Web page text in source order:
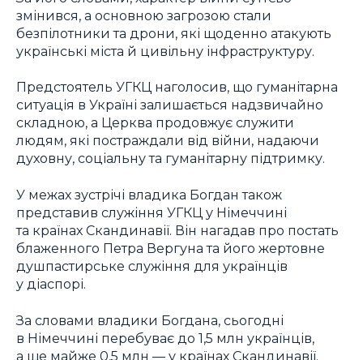
змінився, а основною загрозою стали
безпілотники та дрони, які щоденно атакують
українські міста й цивільну інфраструктуру.
Предстоятель УГКЦ наголосив, що гуманітарна
ситуація в Україні залишається надзвичайно
складною, а Церква продовжує служити
людям, які постраждали від війни, надаючи
духовну, соціальну та гуманітарну підтримку.
У межах зустрічі владика Богдан також
представив служіння УГКЦ у Німеччині
та країнах Скандинавії. Він нагадав про постать
блаженного Петра Вергуна та його жертовне
душпастирське служіння для українців
у діаспорі.
За словами владики Богдана, сьогодні
в Німеччині перебуває до 1,5 млн українців,
а ще майже 0,5 млн — у країнах Скандинавії.